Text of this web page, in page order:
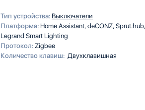
Тип устройства: Выключатели
Платформа: Home AssistantdeCONZSprut.hub
Legrand Smart Lighting
Протокол: Zigbee
Количество клавиш: Двухклавишная